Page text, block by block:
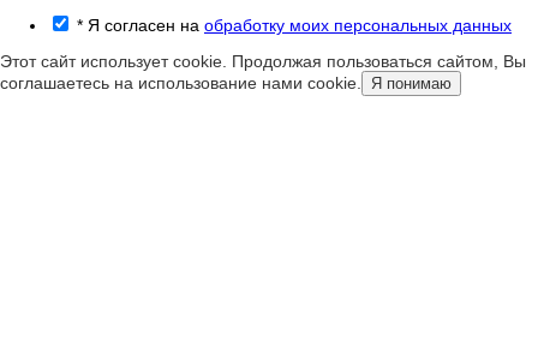
* Я согласен на обработку моих персональных данных
Этот сайт использует cookie. Продолжая пользоваться сайтом, Вы
соглашаетесь на использование нами cookie. Я понимаю